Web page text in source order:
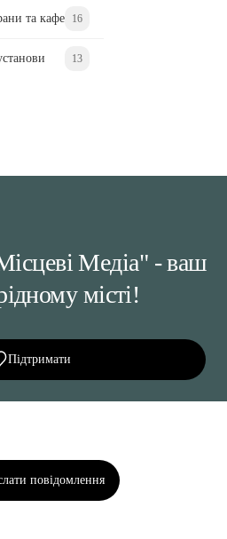
та кафе 16
13
Медіа" - ваш
місті!
Підтримати
повідомлення